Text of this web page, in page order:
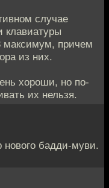
случае
максимум, причем
из них.
хороши, но по-
их нельзя.
бадди-муви.